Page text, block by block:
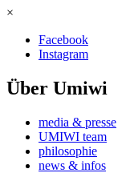
×
Facebook
Instagram
Über Umiwi
media & presse
UMIWI team
philosophie
news & infos